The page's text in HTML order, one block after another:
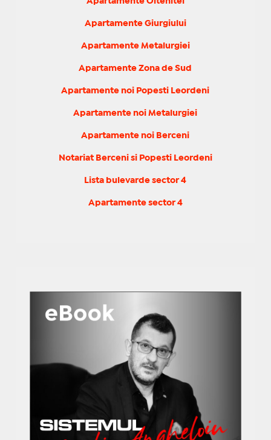
Apartamente Giurgiului
Apartamente Metalurgiei
Apartamente Zona de Sud
Apartamente noi Popesti Leordeni
Apartamente noi Metalurgiei
Apartamente noi Berceni
Notariat Berceni si Popesti Leordeni
Lista bulevarde sector 4
Apartamente sector 4